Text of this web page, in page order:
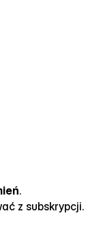
.
z subskrypcji.